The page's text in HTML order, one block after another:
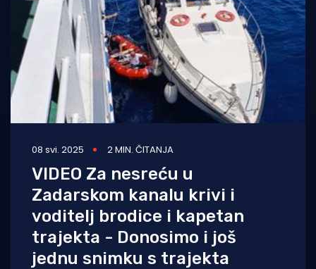
08 svi. 2025 2 MIN. ČITANJA
VIDEO Za nesreću u
Zadarskom kanalu krivi i
voditelj brodice i kapetan
trajekta - Donosimo i još
jednu snimku s trajekta